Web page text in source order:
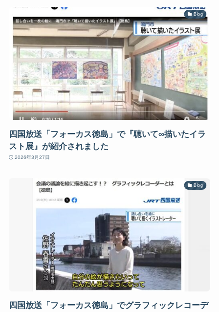
Blog
四国放送「フォーカス徳島」で『聴いて∞描いたイラ
スト展』が紹介されました
2026年3月27日
Blog
四国放送「フォーカス徳島」でグラフィックレコーデ